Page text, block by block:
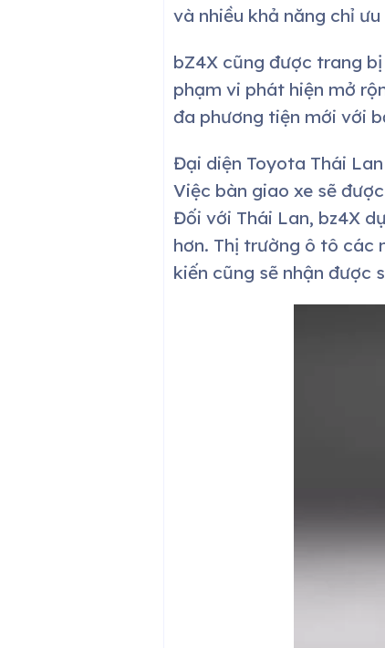
và nhiều khả năng chỉ
bZ4X cũng được trang
phạm vi phát hiện mở
đa phương tiện mới với
Đại diện Toyota Thái
Việc bàn giao xe sẽ
Đối với Thái Lan, bz4X
hơn. Thị trường ô tô các
kiến cũng sẽ nhận được